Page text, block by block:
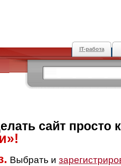
IT-работа
сайт просто
Выбрать и